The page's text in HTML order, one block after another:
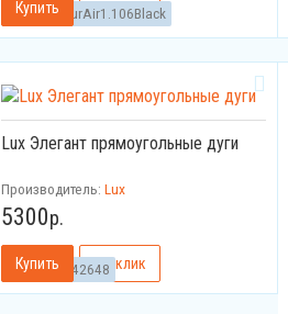
Артикул: TurAir1.106Black
Lux Элегант прямоугольные дуги
Артикул: 842648
Производитель:Lux
5300р.